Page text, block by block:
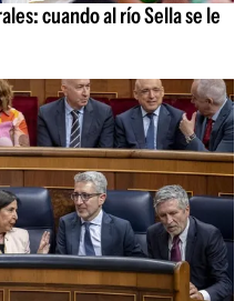
cuando al río Sella se le